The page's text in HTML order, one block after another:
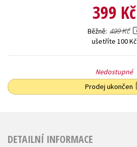
399 Kč
Běžně 499 Kč
ušetříte 100 Kč
Nedostupné
Prodej ukončen
DETAILNÍ INFORMACE